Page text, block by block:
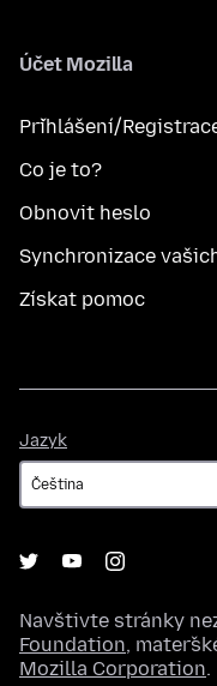
Účet Mozilla
Přihlášení/
Co je to?
Obnovit heslo
Synchronizace
Získat pomoc
Jazyk
Navštivte stránky
Foundation,
Mozilla Corporation.